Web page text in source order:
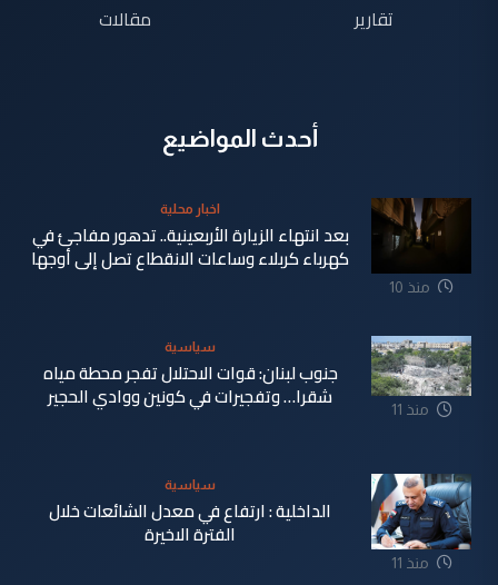
تقارير
مقالات
أحدث المواضيع
منذ 10
اخبار محلية
بعد انتهاء الزيارة الأربعينية.. تدهور مفاجئ في
كهرباء كربلاء وساعات الانقطاع تصل إلى أوجها
منذ 11
سياسية
جنوب لبنان: قوات الاحتلال تفجر محطة مياه
شقرا… وتفجيرات في كونين ووادي الحجير
منذ 11
سياسية
الداخلية : ارتفاع في معدل الشائعات خلال
الفترة الاخيرة